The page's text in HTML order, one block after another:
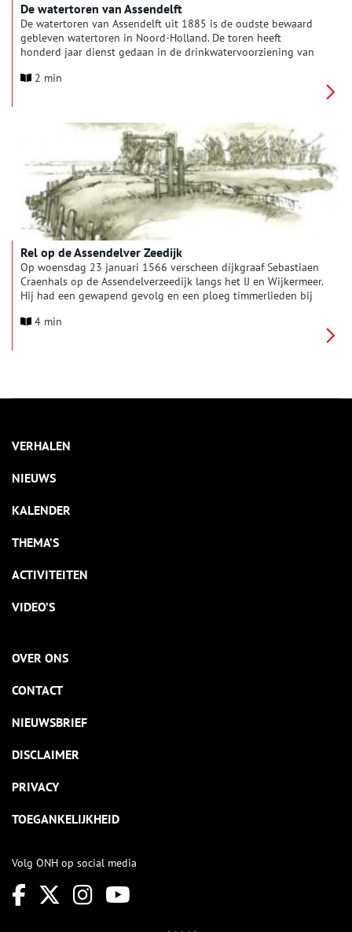
De watertoren van Assendelft
De watertoren van Assendelft uit 1885 is de oudste bewaard
gebleven watertoren in Noord-Holland. De toren heeft
honderd jaar dienst gedaan in de drinkwatervoorziening van
een uniek voorbeeld van een gemetselde, cilindervormige
2 min
Rel op de Assendelver Zeedijk
Op woensdag 23 januari 1566 verscheen dijkgraaf Sebastiaen
Craenhals op de Assendelverzeedijk langs het IJ en Wijkermeer.
Hij had een gewapend gevolg en een ploeg timmerlieden bij
serie sluisjes in de dijk. Maar direct liep heel Assendelft
4 min
VERHALEN
NIEUWS
KALENDER
THEMA’S
ACTIVITEITEN
VIDEO’S
OVER ONS
CONTACT
NIEUWSBRIEF
DISCLAIMER
PRIVACY
TOEGANKELIJKHEID
Volg ONH op social media